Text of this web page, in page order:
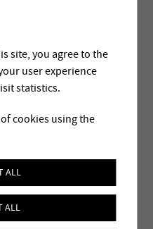
, Suisse
site, you agree to the
user experience
statistics.
cookies using the
ALL
ALL